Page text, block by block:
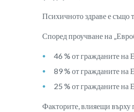
Психичното здраве е също
Според проучване на
46 % от гражданите на
89 % от гражданите на
25 % от гражданите на
Факторите, влияещи върху